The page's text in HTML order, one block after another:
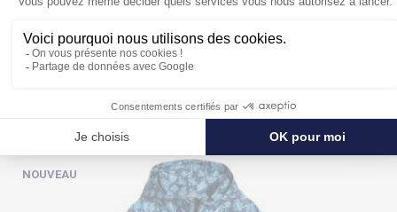
POUR SE PROTÉGER ENCORE PLUS
DE LA PLUIE
NOUVEAU